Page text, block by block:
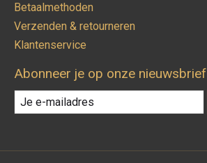
Betaalmethoden
Verzenden & retourneren
Klantenservice
Abonneer je op onze nieuwsbrief